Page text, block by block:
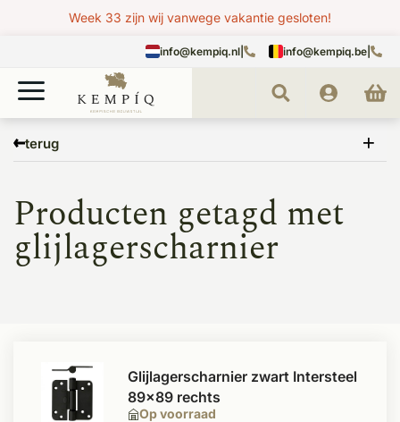
Week 33 zijn wij vanwege vakantie gesloten!
info@kempiq.nl info@kempiq.be
terug
glijlagerscharnier
Producten getagd met
glijlagerscharnier
Op voorraad
Glijlagerscharnier zwart Intersteel
89x89 rechts